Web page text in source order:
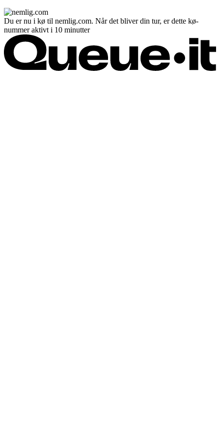
Du er nu i kø til nemlig.com. Når det bliver din tur, er dette kø-
nummer aktivt i 10 minutter